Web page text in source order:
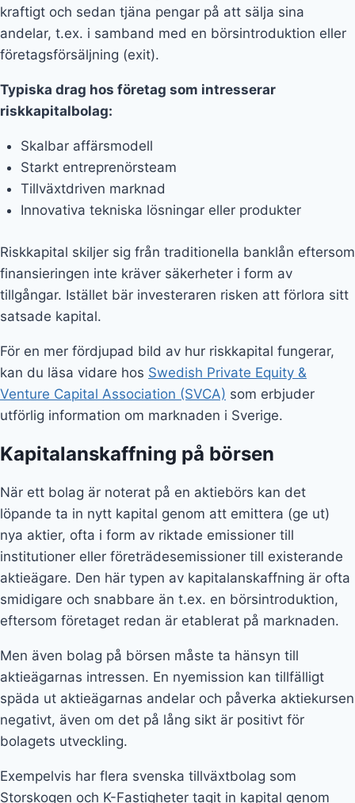
kraftigt och sedan tjäna pengar på att sälja sina
andelar, t.ex. i samband med en börsintroduktion eller
företagsförsäljning (exit).
Typiska drag hos företag som intresserar
riskkapitalbolag:
Skalbar affärsmodell
Starkt entreprenörsteam
Tillväxtdriven marknad
Innovativa tekniska lösningar eller produkter
Riskkapital skiljer sig från traditionella banklån eftersom
finansieringen inte kräver säkerheter i form av
tillgångar. Istället bär investeraren risken att förlora sitt
satsade kapital.
För en mer fördjupad bild av hur riskkapital fungerar,
kan du läsa vidare hos Swedish Private Equity &
Venture Capital Association (SVCA) som erbjuder
utförlig information om marknaden i Sverige.
Kapitalanskaffning på börsen
När ett bolag är noterat på en aktiebörs kan det
löpande ta in nytt kapital genom att emittera (ge ut)
nya aktier, ofta i form av riktade emissioner till
institutioner eller företrädesemissioner till existerande
aktieägare. Den här typen av kapitalanskaffning är ofta
smidigare och snabbare än t.ex. en börsintroduktion,
eftersom företaget redan är etablerat på marknaden.
Men även bolag på börsen måste ta hänsyn till
aktieägarnas intressen. En nyemission kan tillfälligt
späda ut aktieägarnas andelar och påverka aktiekursen
negativt, även om det på lång sikt är positivt för
bolagets utveckling.
Exempelvis har flera svenska tillväxtbolag som
Storskogen och K-Fastigheter tagit in kapital genom